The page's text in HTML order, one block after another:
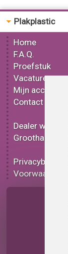
Plakplastic
Home
F.A.Q.
Proefstuk
Vacatures
Mijn account
Contact
Dealer worden
Groothandel
Privacybeleid
Voorwaarden